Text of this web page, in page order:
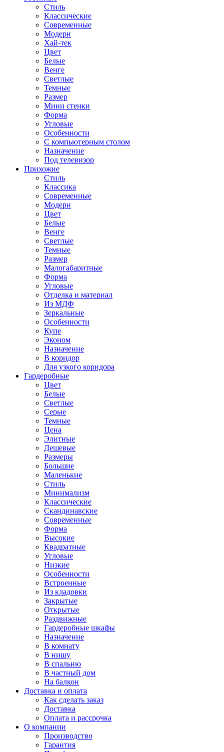
Стиль
Классические
Современные
Модерн
Хай-тек
Цвет
Белые
Венге
Светлые
Темные
Размер
Мини стенки
Форма
Угловые
Особенности
С компьютерным столом
Назначение
Под телевизор
Прихожие
Стиль
Классика
Современные
Модерн
Цвет
Белые
Венге
Светлые
Темные
Размер
Малогабаритные
Форма
Угловые
Отделка и материал
Из МДФ
Зеркальные
Особенности
Купе
Эконом
Назначение
В коридор
Для узкого коридора
Гардеробные
Цвет
Белые
Светлые
Серые
Темные
Цена
Элитные
Дешевые
Размеры
Большие
Маленькие
Стиль
Минимализм
Классические
Скандинавские
Современные
Форма
Высокие
Квадратные
Угловые
Низкие
Особенности
Встроенные
Из кладовки
Закрытые
Открытые
Раздвижные
Гардеробные шкафы
Назначение
В комнату
В нишу
В спальню
В частный дом
На балкон
Доставка и оплата
Как сделать заказ
Доставка
Оплата и рассрочка
О компании
Производство
Гарантия